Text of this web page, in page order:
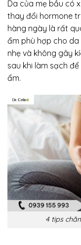
Da của mẹ bầu có
thay đổi hormone
hàng ngày là rất
ẩm phù hợp cho
nhẹ và không gây
sau khi làm sạch
ẩm.
4 tips